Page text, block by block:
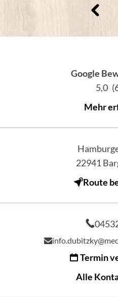
Google
5,0 (
Mehr
22941
Route
Termin
Alle